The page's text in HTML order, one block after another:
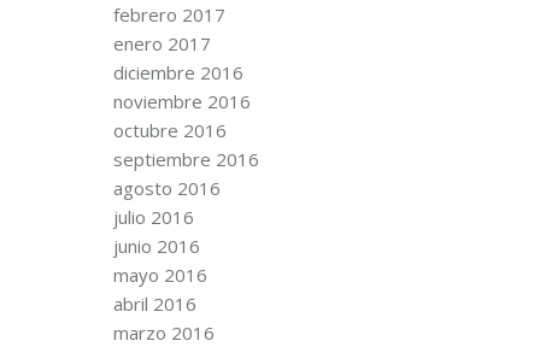
febrero 2017
enero 2017
diciembre 2016
noviembre 2016
octubre 2016
septiembre 2016
agosto 2016
julio 2016
junio 2016
mayo 2016
abril 2016
marzo 2016